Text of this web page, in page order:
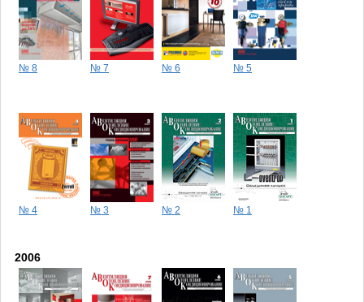
№ 8 № 7 № 6 № 5
№ 4 № 3 № 2 № 1
2006